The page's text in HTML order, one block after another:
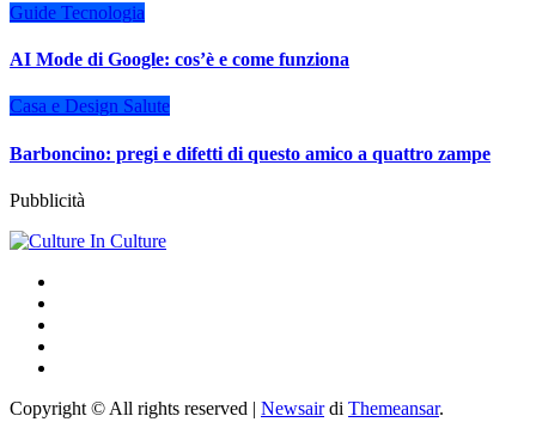
Guide Tecnologia
AI Mode di Google: cos’è e come funziona
Casa e Design Salute
Barboncino: pregi e difetti di questo amico a quattro zampe
Pubblicità
Copyright © All rights reserved | Newsairdi Themeansar.